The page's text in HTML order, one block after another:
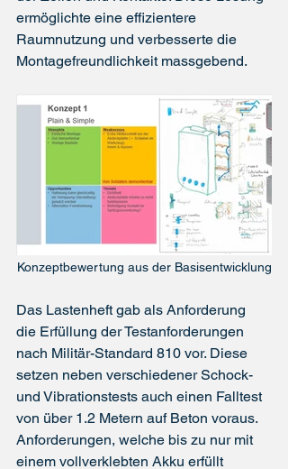
ermöglichte eine effizientere
Raumnutzung und verbesserte die
Montagefreundlichkeit massgebend.
Konzeptbewertung aus der Basisentwicklung
Das Lastenheft gab als Anforderung
die Erfüllung der Testanforderungen
nach Militär-Standard 810 vor. Diese
setzen neben verschiedener Schock-
und Vibrationstests auch einen Falltest
von über 1.2 Metern auf Beton voraus.
Anforderungen, welche bis zu nur mit
einem vollverklebten Akku erfüllt